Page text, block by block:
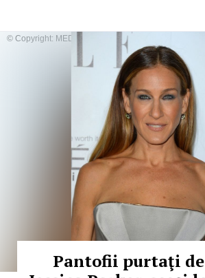
© Copyright: MEDIAFAX
Pantofii purtaţi de